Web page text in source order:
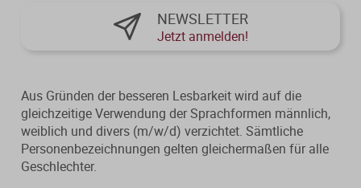
NEWSLETTER
Jetzt anmelden!
Aus Gründen der besseren Lesbarkeit wird auf die
gleichzeitige Verwendung der Sprachformen männlich,
weiblich und divers (m/w/d) verzichtet. Sämtliche
Personenbezeichnungen gelten gleichermaßen für alle
Geschlechter.